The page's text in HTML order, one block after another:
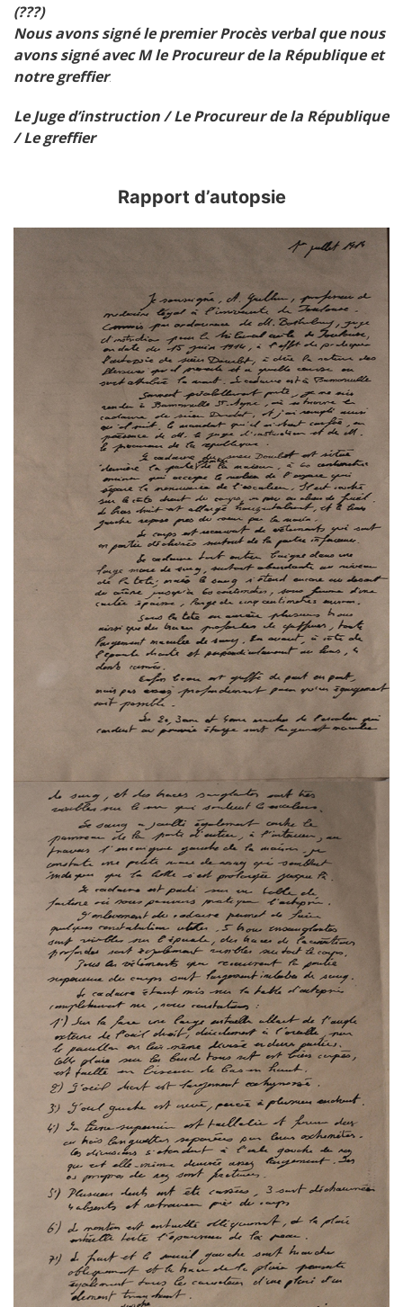
(???)
Nous avons signé le premier Procès verbal que nous
avons signé avec M le Procureur de la République et
notre greffier.
Le Juge d’instruction / Le Procureur de la République
/ Le greffier
Rapport d’autopsie